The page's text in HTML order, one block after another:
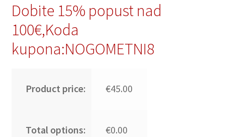
Dobite 15% popust nad
100€,Koda
kupona:NOGOMETNI8
Product price: €45.00
Total options: €0.00